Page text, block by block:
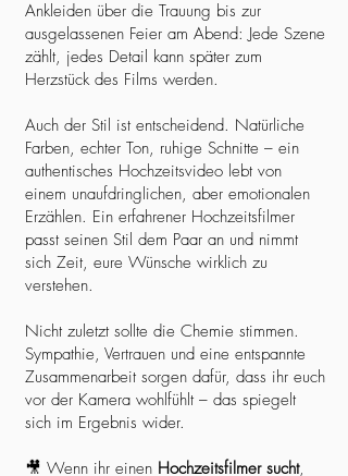
Ankleiden über die Trauung bis zur
ausgelassenen Feier am Abend: Jede Szene
zählt, jedes Detail kann später zum
Herzstück des Films werden.
Auch der Stil ist entscheidend. Natürliche
Farben, echter Ton, ruhige Schnitte – ein
authentisches Hochzeitsvideo lebt von
einem unaufdringlichen, aber emotionalen
Erzählen. Ein erfahrener Hochzeitsfilmer
passt seinen Stil dem Paar an und nimmt
sich Zeit, eure Wünsche wirklich zu
verstehen.
Nicht zuletzt sollte die Chemie stimmen.
Sympathie, Vertrauen und eine entspannte
Zusammenarbeit sorgen dafür, dass ihr euch
vor der Kamera wohlfühlt – das spiegelt
sich im Ergebnis wider.
🎥 Wenn ihr einen Hochzeitsfilmer sucht,